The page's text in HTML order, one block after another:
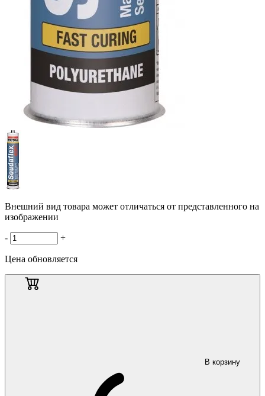
Внешний вид товара может отличаться от представленного на
изображении
- +
Цена обновляется
В корзину